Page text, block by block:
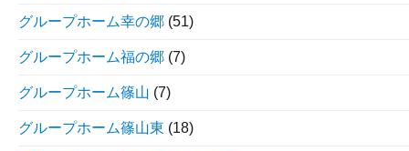
グループホーム幸の郷 (51)
グループホーム福の郷 (7)
グループホーム篠山 (7)
グループホーム篠山東 (18)